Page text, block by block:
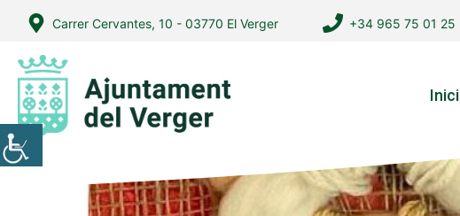
contingut
Carrer Cervantes, 10 - 03770 El Verger +34 965 75 01 25
Inici